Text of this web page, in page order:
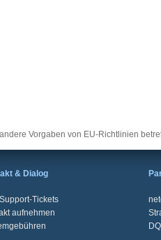
Vorgaben von EU-Richtlinien
& Dialog
Tickets
aufnehmen